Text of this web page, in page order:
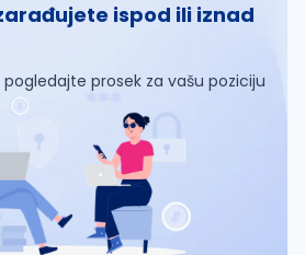
ispod ili iznad
prosek za vašu poziciju